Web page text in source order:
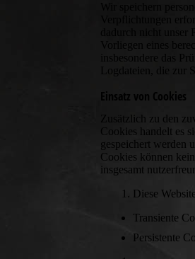
Wir speichern
Verpflichtungen
dadurch nicht
Vorliegen eines
insbesondere das
Logdateien, die zur
Einsatz von Cookies
Zusätzlich zu den
Cookies handelt es
gespeichert werden
Cookies können
insgesamt
Diese
Transiente
Persistente